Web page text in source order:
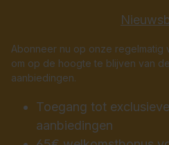
Abonneer nu op onze regelmatig
om op de hoogte te blijven van
aanbiedingen.
Toegang tot
aanbiedingen